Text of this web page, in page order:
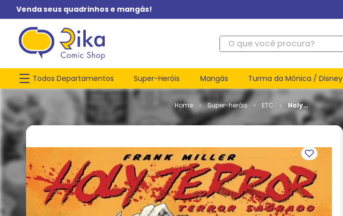
Venda seus quadrinhos e mangás!
O que você procura?
Todos Departamentos Super-Heróis Mangás Turma da Mônica / Disney
Super-heróis ETC
Holy
Terror -
Terror
Dura)